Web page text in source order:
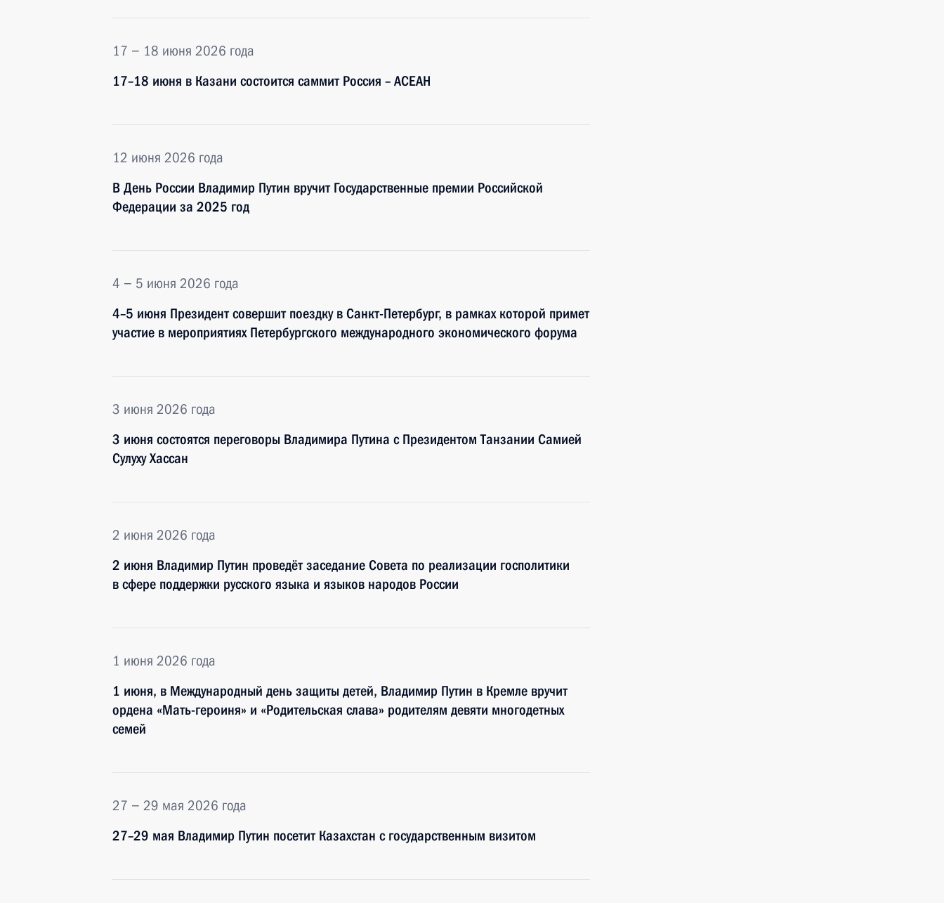
17 − 18 июня 2026 года
17–18 июня в Казани состоится саммит Россия – АСЕАН
12 июня 2026 года
В День России Владимир Путин вручит Государственные премии Российской
Федерации за 2025 год
4 − 5 июня 2026 года
4–5 июня Президент совершит поездку в Санкт-Петербург, в рамках которой примет
участие в мероприятиях Петербургского международного экономического форума
3 июня 2026 года
3 июня состоятся переговоры Владимира Путина с Президентом Танзании Самией
Сулуху Хассан
2 июня 2026 года
2 июня Владимир Путин проведёт заседание Совета по реализации госполитики
в сфере поддержки русского языка и языков народов России
1 июня 2026 года
1 июня, в Международный день защиты детей, Владимир Путин в Кремле вручит
ордена «Мать-героиня» и «Родительская слава» родителям девяти многодетных
семей
27 − 29 мая 2026 года
27–29 мая Владимир Путин посетит Казахстан с государственным визитом